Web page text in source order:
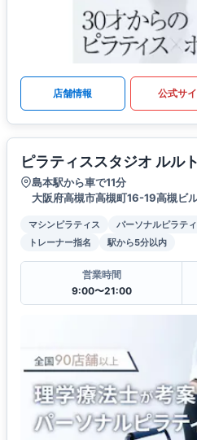
店舗情報 公式サ
ピラティススタジオ ルル
島本駅から車で11分
大阪府高槻市高槻町16-19高槻ビ
マシンピラティス パーソナルピラテ
トレーナー指名
駅から5分以内
営業時間
9:00〜21:00